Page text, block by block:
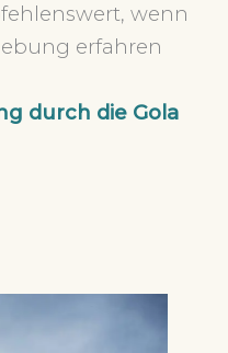
wenn
erfahren
durch die Gola